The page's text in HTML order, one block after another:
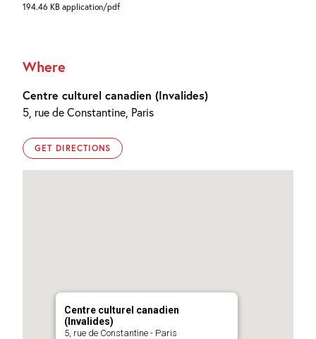
194.46 KB application/pdf
Where
Centre culturel canadien (Invalides)
5, rue de Constantine, Paris
GET DIRECTIONS
Centre culturel canadien
(Invalides)
5, rue de Constantine - Paris